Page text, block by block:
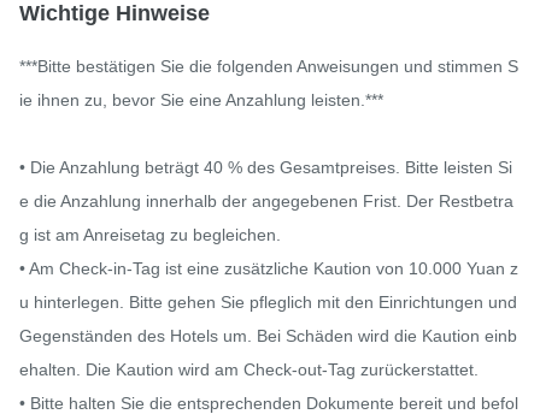
Wichtige Hinweise
***Bitte bestätigen Sie die folgenden Anweisungen und stimmen S
ie ihnen zu, bevor Sie eine Anzahlung leisten.***
• Die Anzahlung beträgt 40 % des Gesamtpreises. Bitte leisten Si
e die Anzahlung innerhalb der angegebenen Frist. Der Restbetra
g ist am Anreisetag zu begleichen.
• Am Check-in-Tag ist eine zusätzliche Kaution von 10.000 Yuan z
u hinterlegen. Bitte gehen Sie pfleglich mit den Einrichtungen und
Gegenständen des Hotels um. Bei Schäden wird die Kaution einb
ehalten. Die Kaution wird am Check-out-Tag zurückerstattet.
• Bitte halten Sie die entsprechenden Dokumente bereit und befol